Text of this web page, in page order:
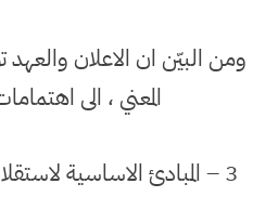
ومن البيّن ان الاعلان والعهد
المعني ، الى